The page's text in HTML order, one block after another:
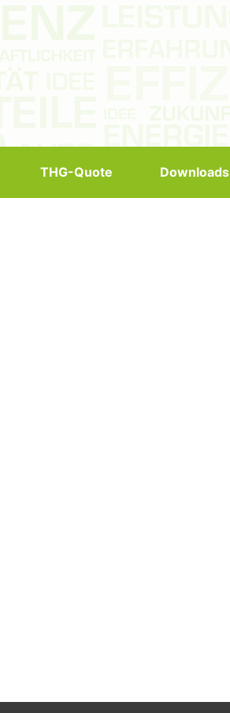
THG-Quote Downloads